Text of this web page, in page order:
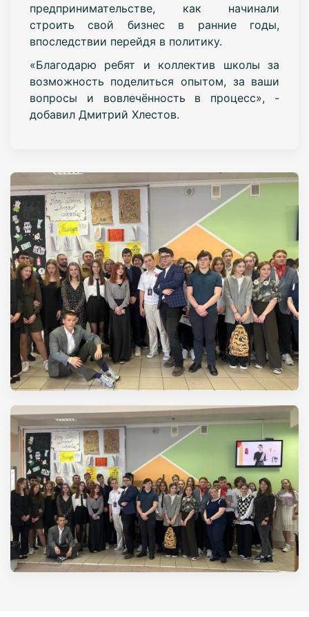
предпринимательстве, как начинали
строить свой бизнес в ранние годы,
впоследствии перейдя в политику.
«Благодарю ребят и коллектив школы за
возможность поделиться опытом, за ваши
вопросы и вовлечённость в процесс», -
добавил Дмитрий Хлестов.